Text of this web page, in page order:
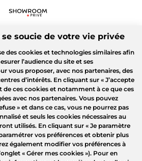
soucie de votre vie privée
des cookies et technologies similaires afin
l’audience du site et ses
vous proposer, avec nos partenaires, des
d’intérêts. En cliquant sur « J’accepte
de ces cookies et notamment à ce que ces
avec nos partenaires. Vous pouvez
» et dans ce cas, vous ne pourrez pas
et seuls les cookies nécessaires au
utilisés. En cliquant sur « Je paramètre
vos préférences et obtenir plus
également modifier vos préférences à
« Gérer mes cookies »). Pour en